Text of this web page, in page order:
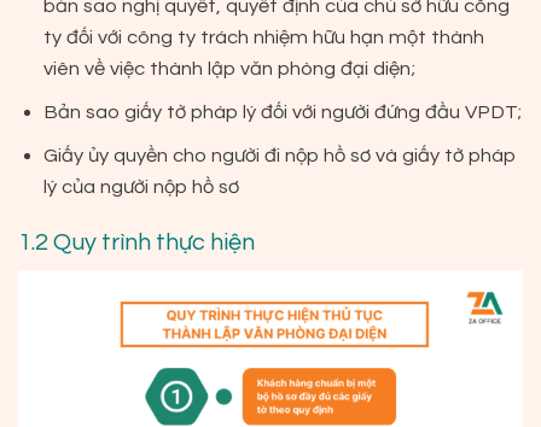
bản sao nghị quyết, quyết định của chủ sở hữu công
ty đối với công ty trách nhiệm hữu hạn một thành
viên về việc thành lập văn phòng đại diện;
Bản sao giấy tờ pháp lý đối với người đứng đầu VPDT;
Giấy ủy quyền cho người đi nộp hồ sơ và giấy tờ pháp
lý của người nộp hồ sơ
1.2 Quy trình thực hiện